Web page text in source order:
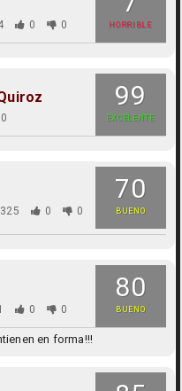
HORRIBLE
0 0
99
EXCELENTE
0
70
BUENO
325 0 0
80
BUENO
0 0
en forma!!!